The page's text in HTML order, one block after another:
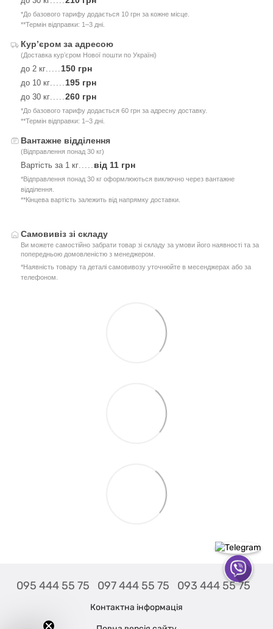
*До базового тарифу додається 10 грн за кожне місце.
**Термін відправки: 1–3 дні.
Курʼєром за адресою
(Доставка курʼєром Нової пошти по Україні)
до 2 кг 150 грн
до 10 кг 195 грн
до 30 кг 260 грн
*До базового тарифу додається 60 грн за адресну доставку.
**Термін відправки: 1–3 дні.
Вантажне відділення
(Відправлення понад 30 кг)
Вартість за 1 кг від 11 грн
*Відправлення понад 30 кг оформлюються виключно через вантажне
відділення.
**Кінцева вартість залежить від напрямку доставки.
Самовивіз зі складу
Ви можете самостійно забрати товар зі складу за умови його наявності та за
попередньою домовленістю з менеджером.
*Наявність товару та деталі самовивозу уточнюйте в месенджерах або за
телефоном.
095 444 55 75 097 444 55 75 093 444 55 75
Контактна інформація